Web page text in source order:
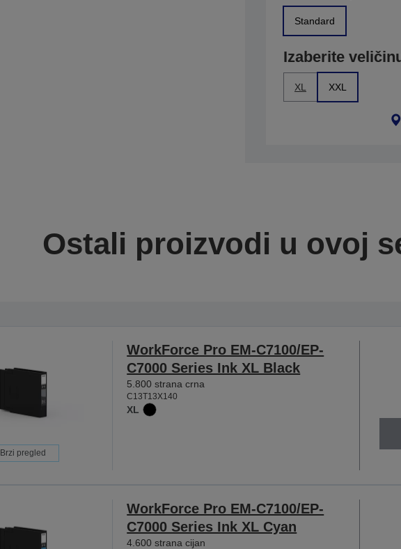
Standard
Izaberite
XL XXL
Ostali proizvodi u ovoj
Brzi pregled
WorkForce Pro EM-C7100/EP-
C7000 Series Ink XL Black
5.800 strana crna
C13T13X140
XL
WorkForce Pro EM-C7100/EP-
C7000 Series Ink XL Cyan
4.600 strana cijan